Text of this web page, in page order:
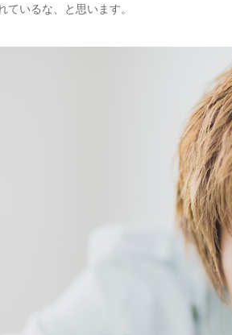
いるな、と思います。